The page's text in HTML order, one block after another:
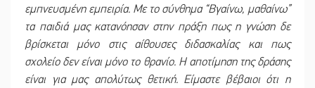
εμπνευσμένη εμπειρία. Με το σύνθημα “Βγαίνω, μαθαίνω”
τα παιδιά μας κατανόησαν στην πράξη πως η γνώση δε
βρίσκεται μόνο στις αίθουσες διδασκαλίας και πως
σχολείο δεν είναι μόνο το θρανίο. Η αποτίμηση της δράσης
είναι για μας απολύτως θετική. Είμαστε βέβαιοι ότι η